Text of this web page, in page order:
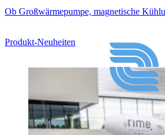
Ob Großwärmepumpe, magnetische
Produkt-Neuheiten